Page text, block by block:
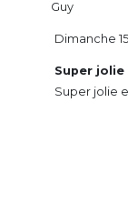
Guy
Super jolie
Super jolie
Dimanche